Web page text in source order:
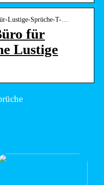
Lustige-Sprüche-T-…
für
Lustige